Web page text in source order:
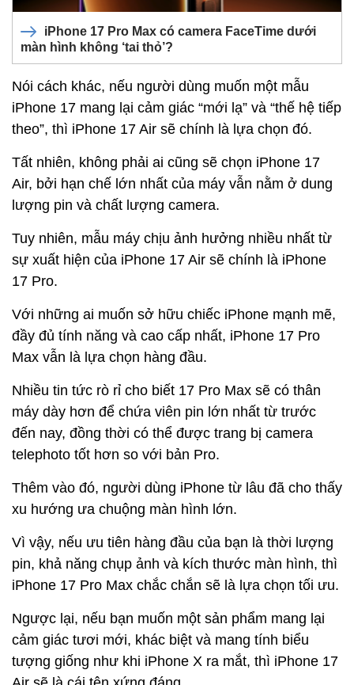
iPhone 17 Pro Max có camera FaceTime dưới
màn hình không ‘tai thỏ’?
Nói cách khác, nếu người dùng muốn một mẫu
iPhone 17 mang lại cảm giác “mới lạ” và “thế hệ tiếp
theo”, thì iPhone 17 Air sẽ chính là lựa chọn đó.
Tất nhiên, không phải ai cũng sẽ chọn iPhone 17
Air, bởi hạn chế lớn nhất của máy vẫn nằm ở dung
lượng pin và chất lượng camera.
Tuy nhiên, mẫu máy chịu ảnh hưởng nhiều nhất từ
sự xuất hiện của iPhone 17 Air sẽ chính là iPhone
17 Pro.
Với những ai muốn sở hữu chiếc iPhone mạnh mẽ,
đầy đủ tính năng và cao cấp nhất, iPhone 17 Pro
Max vẫn là lựa chọn hàng đầu.
Nhiều tin tức rò rỉ cho biết 17 Pro Max sẽ có thân
máy dày hơn để chứa viên pin lớn nhất từ trước
đến nay, đồng thời có thể được trang bị camera
telephoto tốt hơn so với bản Pro.
Thêm vào đó, người dùng iPhone từ lâu đã cho thấy
xu hướng ưa chuộng màn hình lớn.
Vì vậy, nếu ưu tiên hàng đầu của bạn là thời lượng
pin, khả năng chụp ảnh và kích thước màn hình, thì
iPhone 17 Pro Max chắc chắn sẽ là lựa chọn tối ưu.
Ngược lại, nếu bạn muốn một sản phẩm mang lại
cảm giác tươi mới, khác biệt và mang tính biểu
tượng giống như khi iPhone X ra mắt, thì iPhone 17